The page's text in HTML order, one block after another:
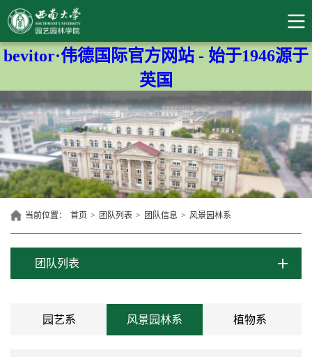
bevitor·伟德国际官方网站 - 始于1946源于
英国
当前位置： 首页 > 团队列表 > 团队信息 > 风景园林系
团队列表
园艺系 风景园林系 植物系